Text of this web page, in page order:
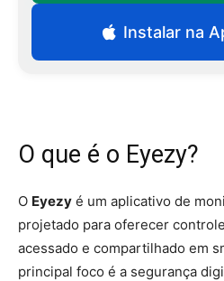
Instalar na
O que é o Eyezy?
O Eyezy é um aplicativo de
projetado para oferecer
acessado e compartilhado em
principal foco é a segurança